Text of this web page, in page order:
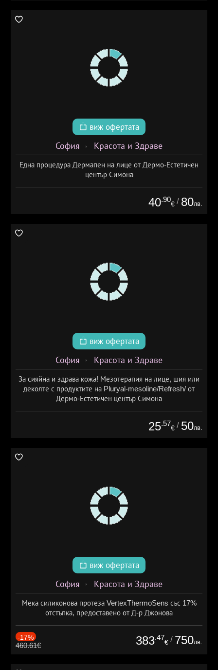
виж офертата
София Красота и Здраве
Една процедура Дермапен на лице от Дермо-Естетичен
център Симона
40.90
€ / 80лв.
виж офертата
София Красота и Здраве
За сияйна и здрава кожа! Мезотерапия на лице, шия или
деколте с продуктите на Pluryal-mesoline/Refresh/ от
Дермо-Естетичен център Симона
25.57
€ / 50лв.
виж офертата
София Красота и Здраве
Мека силиконова протеза VertexThermoSens със 17%
отстъпка, предоставено от Д-р Джонова
-17%
460.61€ 383.47
€ / 750лв.